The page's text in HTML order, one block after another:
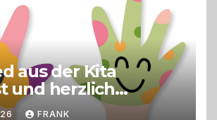
aus der Kita
und herzlich
FRANK